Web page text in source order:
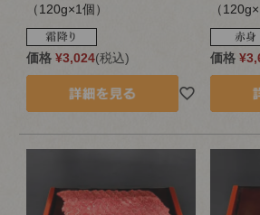
（120g×1個）
価格 ¥3,024 税込
（
価格 ¥